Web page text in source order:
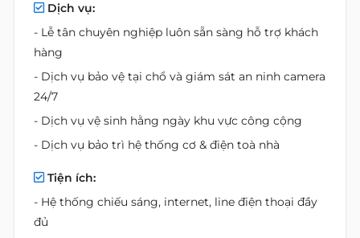
Dịch vụ:
- Lễ tân chuyên nghiệp luôn sẵn sàng hỗ trợ khách
hàng
- Dịch vụ bảo vệ tại chổ và giám sát an ninh camera
24/7
- Dịch vụ vệ sinh hằng ngày khu vực công cộng
- Dịch vụ bảo trì hệ thống cơ & điện toà nhà
Tiện ích:
- Hệ thống chiếu sáng, internet, line điện thoại đầy
đủ